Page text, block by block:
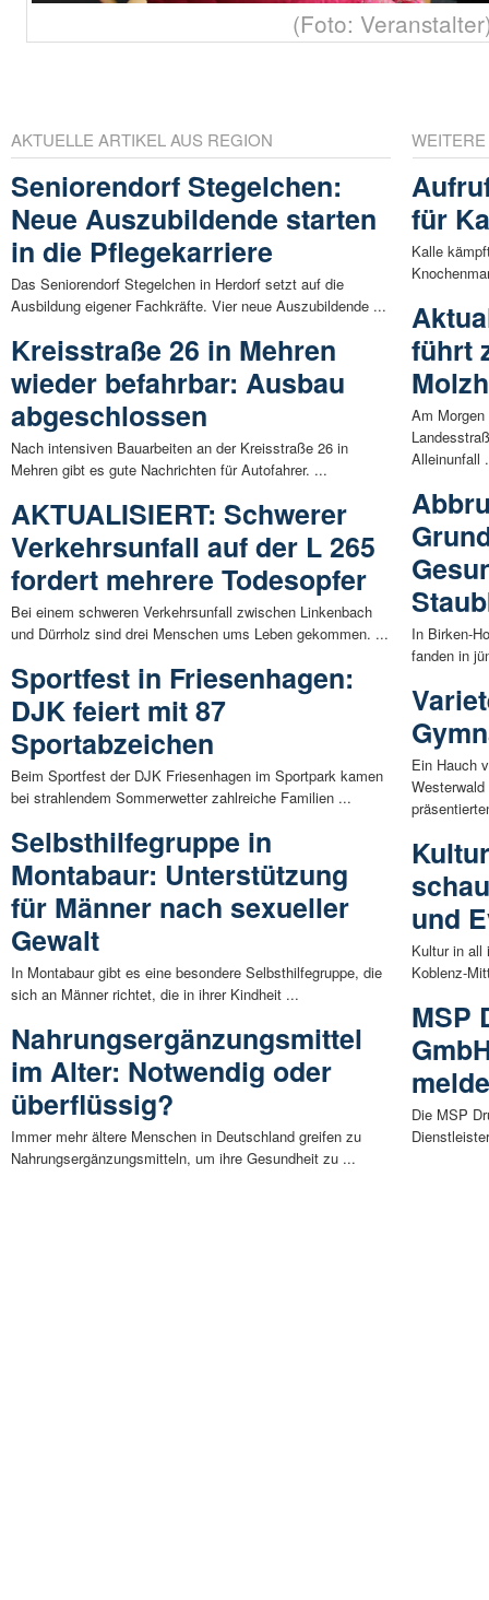
(Foto:
AKTUELLE ARTIKEL AUS REGION
Seniorendorf Stegelchen:
Neue Auszubildende starten
in die Pflegekarriere
Das Seniorendorf Stegelchen in Herdorf setzt auf die
Ausbildung eigener Fachkräfte. Vier neue Auszubildende ...
Kreisstraße 26 in Mehren
wieder befahrbar: Ausbau
abgeschlossen
Nach intensiven Bauarbeiten an der Kreisstraße 26 in
Mehren gibt es gute Nachrichten für Autofahrer. ...
AKTUALISIERT: Schwerer
Verkehrsunfall auf der L 265
fordert mehrere Todesopfer
Bei einem schweren Verkehrsunfall zwischen Linkenbach
und Dürrholz sind drei Menschen ums Leben gekommen. ...
Sportfest in Friesenhagen:
DJK feiert mit 87
Sportabzeichen
Beim Sportfest der DJK Friesenhagen im Sportpark kamen
bei strahlendem Sommerwetter zahlreiche Familien ...
Selbsthilfegruppe in
Montabaur: Unterstützung
für Männer nach sexueller
Gewalt
In Montabaur gibt es eine besondere Selbsthilfegruppe, die
sich an Männer richtet, die in ihrer Kindheit ...
Nahrungsergänzungsmittel
im Alter: Notwendig oder
überflüssig?
Immer mehr ältere Menschen in Deutschland greifen zu
Nahrungsergänzungsmitteln, um ihre Gesundheit zu ...
für
Kalle
führt
Am
Alleinunfall
In Birken-
fanden in
Ein Hauch
und
Kultur in all
Koblenz-
MSP
Die MSP